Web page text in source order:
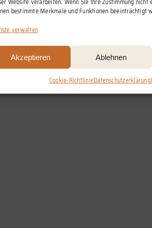
bestimmte Merkmale und Funktionen beeinträchtigt
verwalten
Akzeptieren Ablehnen
Cookie-RichtlinieDatenschutzerklärung